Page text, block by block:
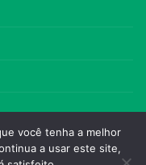
você tenha a melhor
a usar este site,